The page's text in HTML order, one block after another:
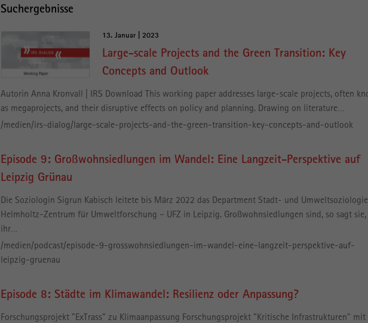
Suchergebnisse
13. Januar | 2023
Large-scale Projects and the Green Transition: Key
Concepts and Outlook
Autorin Anna Kronvall | IRS Download This working paper addresses large-scale projects, often
as megaprojects, and their disruptive effects on policy and planning. Drawing on literature…
/medien/irs-dialog/large-scale-projects-and-the-green-transition-key-concepts-and-outlook
Episode 9: Großwohnsiedlungen im Wandel: Eine Langzeit-Perspektive auf
Leipzig Grünau
Die Soziologin Sigrun Kabisch leitete bis März 2022 das Department Stadt- und
Helmholtz-Zentrum für Umweltforschung – UFZ in Leipzig. Großwohnsiedlungen sind, so sagt sie,
ihr…
/medien/podcast/episode-9-grosswohnsiedlungen-im-wandel-eine-langzeit-perspektive-auf-
leipzig-gruenau
Episode 8: Städte im Klimawandel: Resilienz oder Anpassung?
Forschungsprojekt "ExTrass" zu Klimaanpassung Forschungsprojekt "Kritische Infrastrukturen" mit